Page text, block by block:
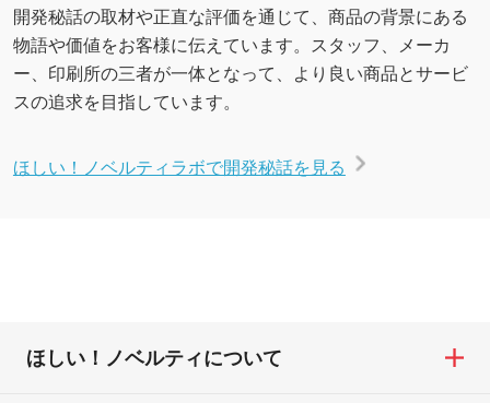
開発秘話の取材や正直な評価を通じて、商品の背景にある
物語や価値をお客様に伝えています。スタッフ、メーカ
ー、印刷所の三者が一体となって、より良い商品とサービ
スの追求を目指しています。
ほしい！ノベルティラボで開発秘話を見る
ほしい！ノベルティについて